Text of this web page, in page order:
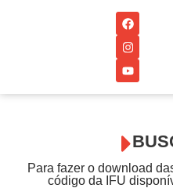
Para fazer o download
código da IFU